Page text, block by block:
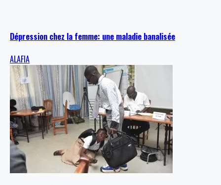
Dépression chez la femme: une maladie banalisée
ALAFIA